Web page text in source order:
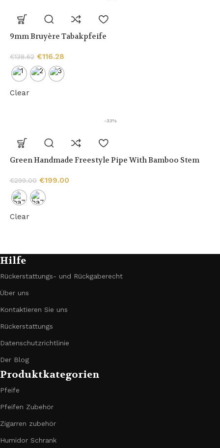
9mm Bruyère Tabakpfeife
€138.62 €116.28
Clear
-33%
Green Handmade Freestyle Pipe With Bamboo Stem
€299.00 €199.00
Clear
Hilfe
Rückerstattungs- und Rückgaberecht
Über uns
Kontaktieren Sie uns
Rückerstattungs
Datenschutzrichtlinie
Der Blog
Produktkategorien
Pfeife
Pfeifen Zubehör
Zigarren zubehör
Humidor Schrank